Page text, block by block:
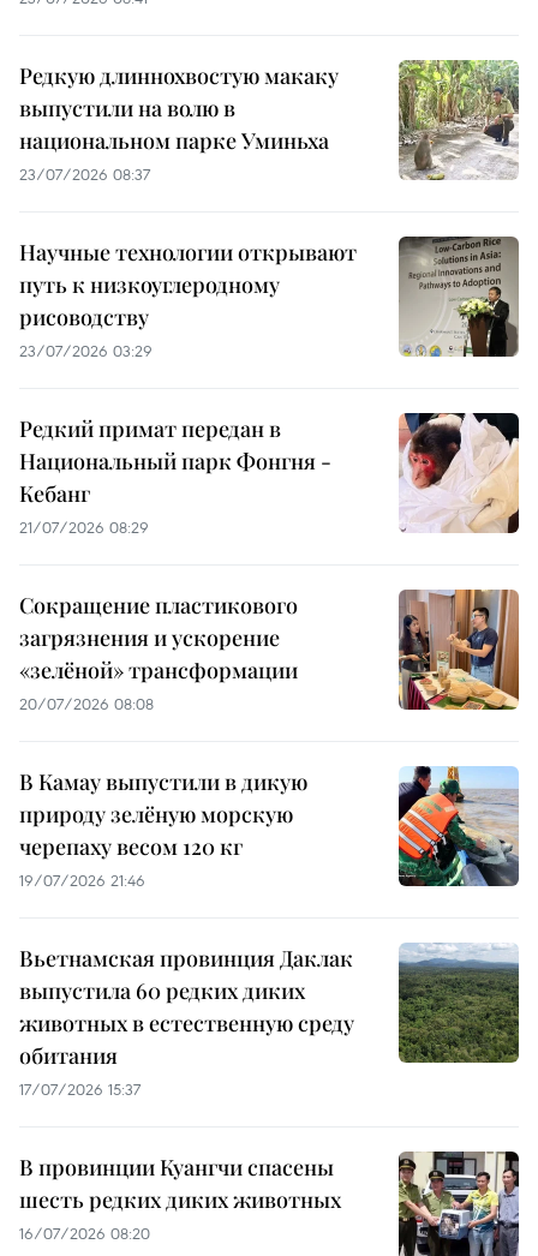
Редкую длиннохвостую макаку
выпустили на волю в
национальном парке Уминьха
23/07/2026 08:37
Научные технологии открывают
путь к низкоуглеродному
рисоводству
23/07/2026 03:29
Редкий примат передан в
Национальный парк Фонгня -
Кебанг
21/07/2026 08:29
Сокращение пластикового
загрязнения и ускорение
«зелёной» трансформации
20/07/2026 08:08
В Камау выпустили в дикую
природу зелёную морскую
черепаху весом 120 кг
19/07/2026 21:46
Вьетнамская провинция Даклак
выпустила 60 редких диких
животных в естественную среду
обитания
17/07/2026 15:37
В провинции Куангчи спасены
шесть редких диких животных
16/07/2026 08:20